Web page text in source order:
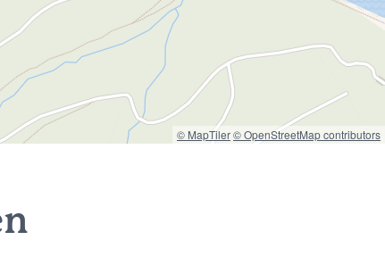
© MapTiler© OpenStreetMap contributors